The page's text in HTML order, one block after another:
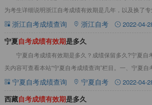
为考生详细说明浙江自考成绩有效期是几年，以及换了专
等内容，详情见下文：一、浙江自考成绩有效期几
浙江自考成绩查询 浙江自考 2022-04-
宁夏自考成绩有效期是多久
宁夏自考成绩有效期是多久？成绩保留多久?宁夏自
关内容可查看本站“宁夏自考成绩查询”栏目。一、宁夏自
考成绩永久有效，宁夏自考凡取得的合格成
宁夏自考成绩查询 宁夏自考 2022-04-
西藏自考成绩有效期是多久